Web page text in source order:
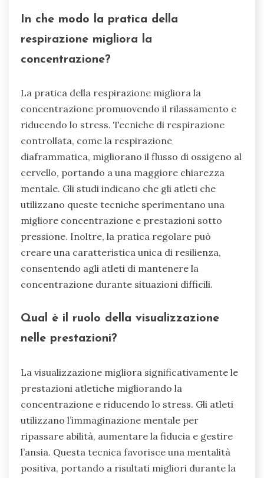
In che modo la pratica della
respirazione migliora la
concentrazione?
La pratica della respirazione migliora la
concentrazione promuovendo il rilassamento e
riducendo lo stress. Tecniche di respirazione
controllata, come la respirazione
diaframmatica, migliorano il flusso di ossigeno al
cervello, portando a una maggiore chiarezza
mentale. Gli studi indicano che gli atleti che
utilizzano queste tecniche sperimentano una
migliore concentrazione e prestazioni sotto
pressione. Inoltre, la pratica regolare può
creare una caratteristica unica di resilienza,
consentendo agli atleti di mantenere la
concentrazione durante situazioni difficili.
Qual è il ruolo della visualizzazione
nelle prestazioni?
La visualizzazione migliora significativamente le
prestazioni atletiche migliorando la
concentrazione e riducendo lo stress. Gli atleti
utilizzano l’immaginazione mentale per
ripassare abilità, aumentare la fiducia e gestire
l’ansia. Questa tecnica favorisce una mentalità
positiva, portando a risultati migliori durante la